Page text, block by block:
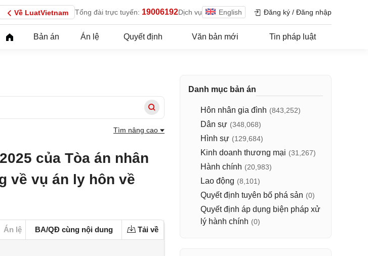
Về LuatVietnam Tổng đài trực tuyến: 19006192Dịch vụ English Đăng ký / Đăng nhập
Bản án Án lệ Quyết định Văn bản mới Tin pháp luật
Tìm nâng cao
của Tòa án nhân
về vụ án ly hôn về
Án lệ BA/QĐ cùng nội dung Tải về
Danh mục bản án
Hôn nhân gia đình (843,252)
Dân sự (348,068)
Hình sự (129,684)
Kinh doanh thương mại (31,267)
Hành chính (20,983)
Lao động (8,101)
Quyết định tuyên bố phá sản (0)
Quyết định áp dụng biện pháp xử
lý hành chính (0)